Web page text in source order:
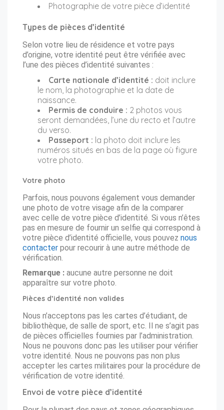
Photographie de votre pièce d’identité
Types de pièces d’identité
Selon votre lieu de résidence et votre pays
d’origine, votre identité peut être vérifiée avec
l’une des pièces d’identité suivantes :
Carte nationale d’identité : doit inclure
le nom, la photographie et la date de
naissance.
Permis de conduire : 2 photos vous
seront demandées, l’une du recto et l’autre
du verso.
Passeport : la photo doit inclure les
numéros situés en bas de la page où figure
votre photo.
Votre photo
Parfois, nous pouvons également vous demander
une photo de votre visage afin de la comparer
avec celle de votre pièce d’identité. Si vous n’êtes
pas en mesure de fournir un selfie qui correspond à
votre pièce d’identité officielle, vous pouvez nous
contacter pour recourir à une autre méthode de
vérification.
Remarque : aucune autre personne ne doit
apparaître sur votre photo.
Pièces d’identité non valides
Nous n’acceptons pas les cartes d’étudiant, de
bibliothèque, de salle de sport, etc. Il ne s’agit pas
de pièces officielles fournies par l’administration.
Nous ne pouvons donc pas les utiliser pour vérifier
votre identité. Nous ne pouvons pas non plus
accepter les cartes militaires pour la procédure de
vérification de votre identité.
Envoi de votre pièce d’identité